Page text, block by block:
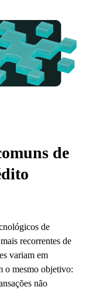
de
de
recorrentes de
variam em
o mesmo objetivo:
não